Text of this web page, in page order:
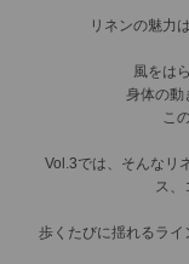
リネンの魅力
風をは
身体の動
こ
Vol.3では、そんなリ
ス、
歩くたびに揺れるライ